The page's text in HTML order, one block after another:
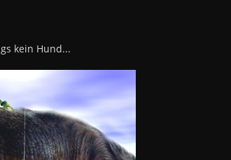
kein Hund...